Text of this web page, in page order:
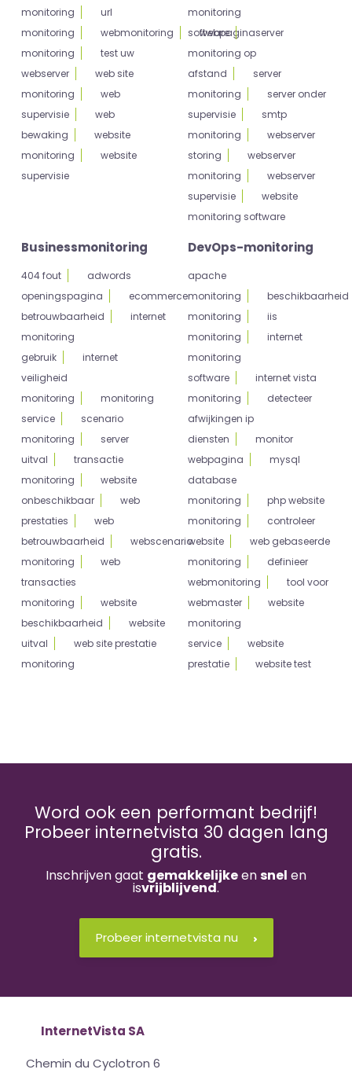
monitoring
url
monitoring
webmonitoring
webpagina
monitoring
test uw
webserver
web site
monitoring
web
supervisie
web
bewaking
website
monitoring
website
supervisie
monitoring
software
server
monitoring op
afstand
server
monitoring
server onder
supervisie
smtp
monitoring
webserver
storing
webserver
monitoring
webserver
supervisie
website
monitoring software
Businessmonitoring
404 fout
adwords
openingspagina
ecommerce
betrouwbaarheid
internet
monitoring
gebruik
internet
veiligheid
monitoring
monitoring
service
scenario
monitoring
server
uitval
transactie
monitoring
website
onbeschikbaar
web
prestaties
web
betrouwbaarheid
webscenario
monitoring
web
transacties
monitoring
website
beschikbaarheid
website
uitval
web site prestatie
monitoring
DevOps-monitoring
apache
monitoring
beschikbaarheid
monitoring
iis
monitoring
internet
monitoring
software
internet vista
monitoring
detecteer
afwijkingen ip
diensten
monitor
webpagina
mysql
database
monitoring
php website
monitoring
controleer
website
web gebaseerde
monitoring
definieer
webmonitoring
tool voor
webmaster
website
monitoring
service
website
prestatie
website test
Word ook een performant bedrijf!
Probeer internetvista 30 dagen lang
gratis.
Inschrijven gaat gemakkelijkeensnel en
isvrijblijvend.
Probeer internetvista nu
InternetVista SA
Chemin du Cyclotron 6